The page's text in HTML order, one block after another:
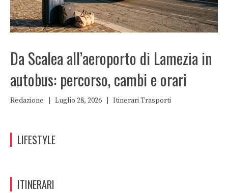
Da Scalea all’aeroporto di Lamezia in
autobus: percorso, cambi e orari
Redazione Luglio 28, 2026 ItinerariTrasporti
LIFESTYLE
ITINERARI